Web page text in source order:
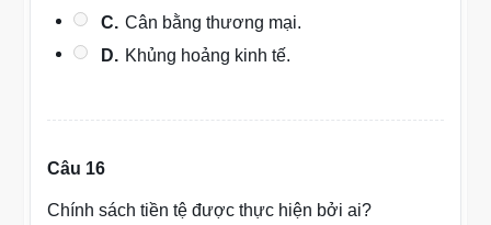
C. Cân bằng thương mại.
D. Khủng hoảng kinh tế.
Câu 16
Chính sách tiền tệ được thực hiện bởi ai?